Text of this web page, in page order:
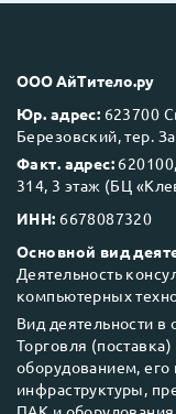
Next
ООО АйТитело.ру
Юр. адрес: 623700
Березовский, тер.
Факт. адрес:
314, 3 этаж (БЦ
ИНН: 6678087320
Основной вид
Деятельность
компьютерных
Вид деятельности
Торговля
оборудованием,
инфраструктуры,